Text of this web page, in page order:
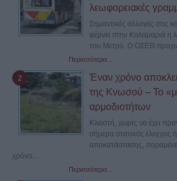
λεωφορειακές
Σημαντικές αλλαγές στις
φέρνει στην Καλαμαριά η
του Μετρό. Ο ΟΣΕΘ
Περισσότερα...
Έναν χρόνο
της Κνωσού – Το
αρμοδιοτήτων
Κλειστή, χωρίς να έχει
σήμερα στατικός
αποκατάστασης,
χρόνο...
Περισσότερα...